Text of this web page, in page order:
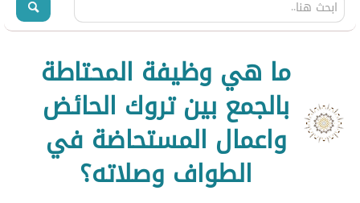
ما هي وظيفة المحتاطة
بالجمع بين تروك الحائض
واعمال المستحاضة في
الطواف وصلاته؟